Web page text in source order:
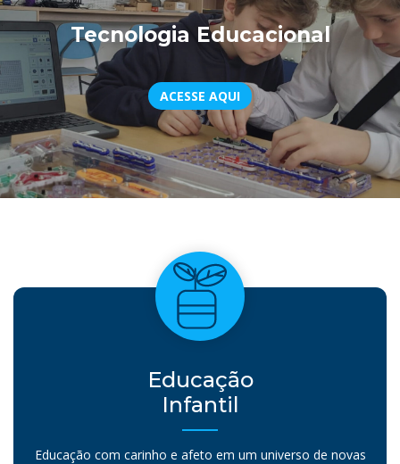
Tecnologia Educacional
ACESSE AQUI
Educação
Infantil
Educação com carinho e afeto em um universo de novas